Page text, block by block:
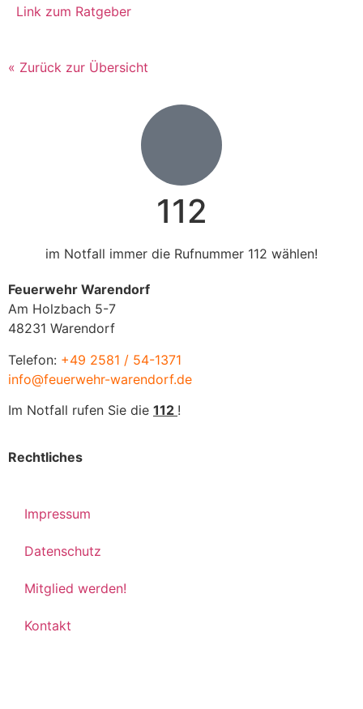
Link zum Ratgeber
« Zurück zur Übersicht
112
im Notfall immer die Rufnummer 112 wählen!
Feuerwehr Warendorf
Am Holzbach 5-7
48231 Warendorf
Telefon: +49 2581 / 54-1371
info@feuerwehr-warendorf.de
Im Notfall rufen Sie die 112 !
Rechtliches
Impressum
Datenschutz
Mitglied werden!
Kontakt